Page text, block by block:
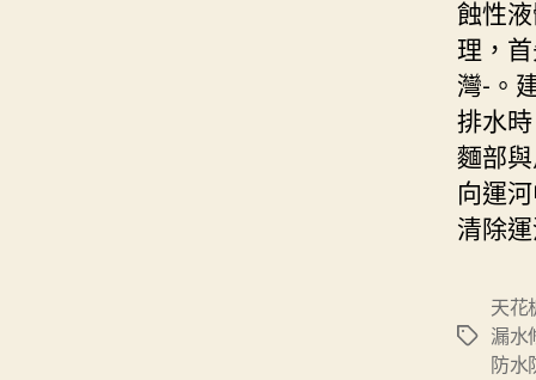
蝕性
理，
灣-。
排水
麵部
向運
清除
Tags
天花
漏水
防水